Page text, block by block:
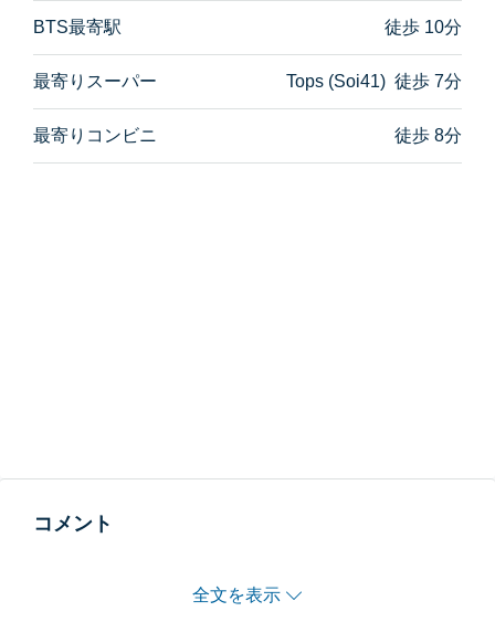
BTS最寄駅 徒歩 10分
最寄りスーパー Tops (Soi41) 徒歩 7分
最寄りコンビニ 徒歩 8分
コメント
全文を表示